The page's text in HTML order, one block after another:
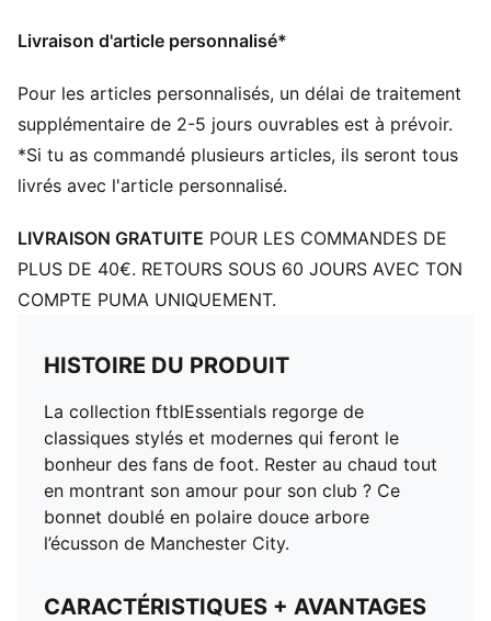
Livraison d'article personnalisé*
Pour les articles personnalisés, un délai de traitement
supplémentaire de 2-5 jours ouvrables est à prévoir.
*Si tu as commandé plusieurs articles, ils seront tous
livrés avec l'article personnalisé.
LIVRAISON GRATUITE POUR LES COMMANDES DE
PLUS DE 40€. RETOURS SOUS 60 JOURS AVEC TON
COMPTE PUMA UNIQUEMENT.
HISTOIRE DU PRODUIT
La collection ftblEssentials regorge de
classiques stylés et modernes qui feront le
bonheur des fans de foot. Rester au chaud tout
en montrant son amour pour son club ? Ce
bonnet doublé en polaire douce arbore
l’écusson de Manchester City.
CARACTÉRISTIQUES + AVANTAGES